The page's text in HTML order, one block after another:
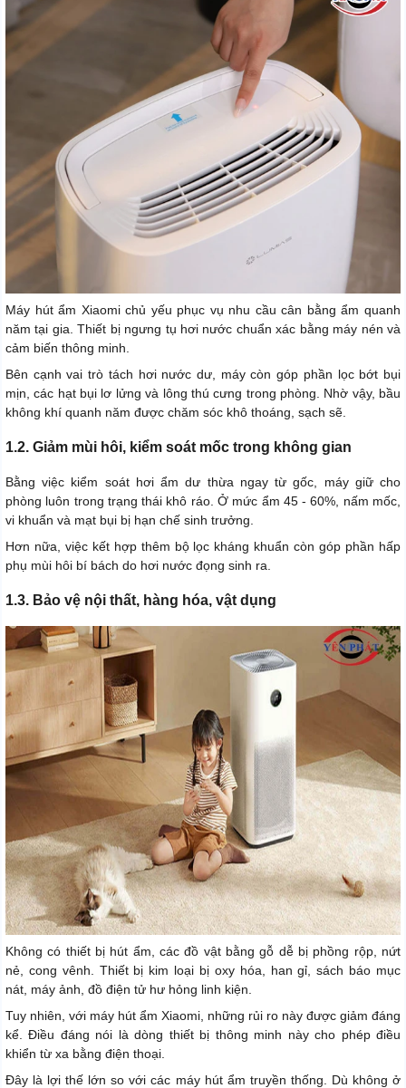
Máy hút ẩm Xiaomi chủ yếu phục vụ nhu cầu cân bằng ẩm quanh
năm tại gia. Thiết bị ngưng tụ hơi nước chuẩn xác bằng máy nén và
cảm biến thông minh.
Bên cạnh vai trò tách hơi nước dư, máy còn góp phần lọc bớt bụi
mịn, các hạt bụi lơ lửng và lông thú cưng trong phòng. Nhờ vậy, bầu
không khí quanh năm được chăm sóc khô thoáng, sạch sẽ.
1.2. Giảm mùi hôi, kiểm soát mốc trong không gian
Bằng việc kiểm soát hơi ẩm dư thừa ngay từ gốc, máy giữ cho
phòng luôn trong trạng thái khô ráo. Ở mức ẩm 45 - 60%, nấm mốc,
vi khuẩn và mạt bụi bị hạn chế sinh trưởng.
Hơn nữa, việc kết hợp thêm bộ lọc kháng khuẩn còn góp phần hấp
phụ mùi hôi bí bách do hơi nước đọng sinh ra.
1.3. Bảo vệ nội thất, hàng hóa, vật dụng
Không có thiết bị hút ẩm, các đồ vật bằng gỗ dễ bị phồng rộp, nứt
nẻ, cong vênh. Thiết bị kim loại bị oxy hóa, han gỉ, sách báo mục
nát, máy ảnh, đồ điện tử hư hỏng linh kiện.
Tuy nhiên, với máy hút ẩm Xiaomi, những rủi ro này được giảm đáng
kể. Điều đáng nói là dòng thiết bị thông minh này cho phép điều
khiển từ xa bằng điện thoại.
Đây là lợi thế lớn so với các máy hút ẩm truyền thống. Dù không ở